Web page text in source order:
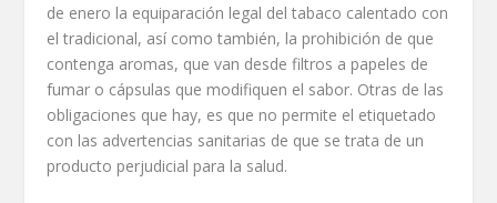
de enero la equiparación legal del tabaco calentado con
el tradicional, así como también, la prohibición de que
contenga aromas, que van desde filtros a papeles de
fumar o cápsulas que modifiquen el sabor. Otras de las
obligaciones que hay, es que no permite el etiquetado
con las advertencias sanitarias de que se trata de un
producto perjudicial para la salud.